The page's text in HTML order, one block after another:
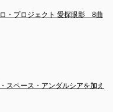
・プロジェクト 愛探眼影　8曲
スペース・アンダルシアを加え